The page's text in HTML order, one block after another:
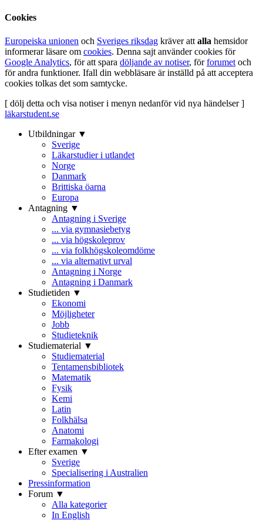
Cookies
Europeiska unionen och Sveriges riksdag kräver att alla hemsidor
informerar läsare om cookies. Denna sajt använder cookies för
Google Analytics, för att spara döljande av notiser, förforumet och
för andra funktioner. Ifall din webbläsare är inställd på att acceptera
cookies tolkas det som samtycke.
[ dölj detta och visa notiser i menyn nedanför vid nya händelser ]
läkarstudent.se
Utbildningar ▼
Sverige
Läkarstudier i utlandet
Norge
Danmark
Brittiska öarna
Europa
Antagning ▼
Antagning i Sverige
... via gymnasiebetyg
... via högskoleprov
... via folkhögskoleomdöme
... via alternativt urval
Antagning i Norge
Antagning i Danmark
Studietiden ▼
Ekonomi
Möjligheter
Jobb
Studieteknik
Studiematerial ▼
Studiematerial
Tentamensbibliotek
Matematik
Fysik
Kemi
Latin
Folkhälsa
Anatomi
Farmakologi
Efter examen ▼
Sverige
Specialisering i Australien
Pressinformation
Forum ▼
Alla kategorier
In English